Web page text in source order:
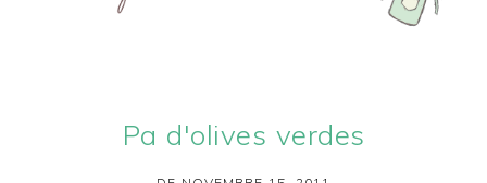
Pa d'olives verdes